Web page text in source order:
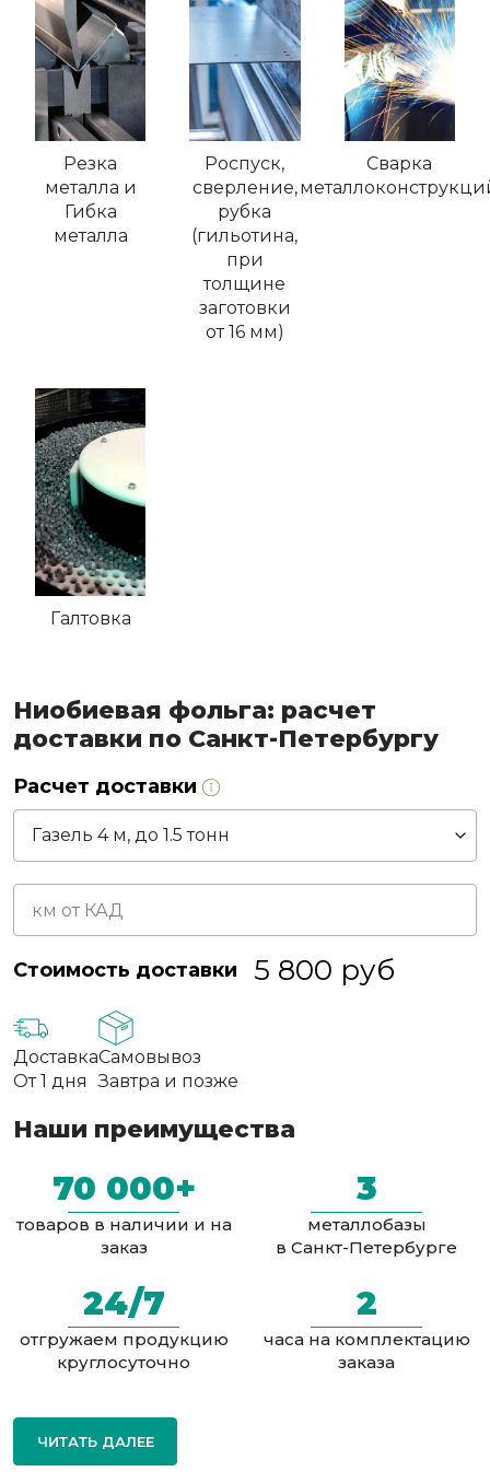
Резка
металла и
Гибка
металла
Роспуск,
сверление,
рубка
(гильотина,
при
толщине
заготовки
от 16 мм)
Сварка
Галтовка
Ниобиевая фольга: расчет
доставки по Санкт-Петербургу
Расчет доставки
Стоимость доставки 5 800 руб
Доставка
От 1 дня
Самовывоз
Завтра и позже
Наши преимущества
70 000+
товаров в наличии и на
заказ
3
металлобазы
в Санкт-Петербурге
24/7
отгружаем продукцию
круглосуточно
2
часа на комплектацию
заказа
ЧИТАТЬ ДАЛЕЕ